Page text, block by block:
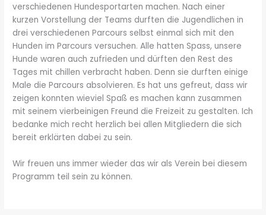
verschiedenen Hundesportarten machen. Nach einer
kurzen Vorstellung der Teams durften die Jugendlichen in
drei verschiedenen Parcours selbst einmal sich mit den
Hunden im Parcours versuchen. Alle hatten Spass, unsere
Hunde waren auch zufrieden und dürften den Rest des
Tages mit chillen verbracht haben. Denn sie durften einige
Male die Parcours absolvieren. Es hat uns gefreut, dass wir
zeigen konnten wieviel Spaß es machen kann zusammen
mit seinem vierbeinigen Freund die Freizeit zu gestalten. Ich
bedanke mich recht herzlich bei allen Mitgliedern die sich
bereit erklärten dabei zu sein.
Wir freuen uns immer wieder das wir als Verein bei diesem
Programm teil sein zu können.